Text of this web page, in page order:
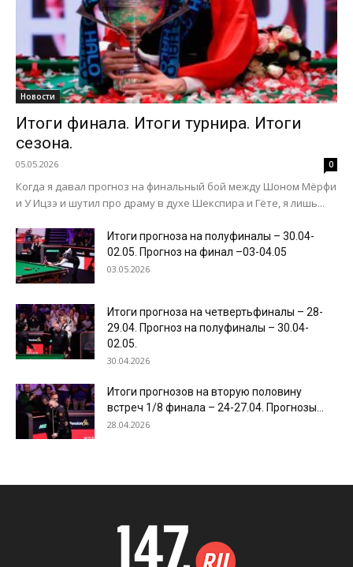
Новости
Итоги финала. Итоги турнира. Итоги
сезона.
05.05.2026 0
Когда я давал прогноз на финальный бой между Шоном Мёрфи
и У Ицзэ и шутил про драму в духе Шекспира и Гёте, я лишь...
Итоги прогноза на полуфиналы – 30.04-
02.05. Прогноз на финал –03-04.05
03.05.2026
Итоги прогноза на четвертьфиналы – 28-
29.04. Прогноз на полуфиналы – 30.04-
02.05.
30.04.2026
Итоги прогнозов на вторую половину
встреч 1/8 финала – 24-27.04. Прогнозы...
28.04.2026